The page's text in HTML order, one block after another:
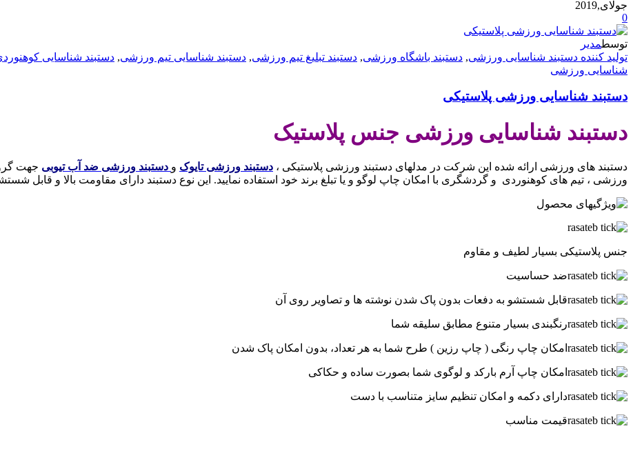
جولای,2019
0
توسطمدیر
تولید کننده دستبند شناسایی ورزشی, دستبند باشگاه ورزشی, دستبند تبلیغ تیم ورزشی, دستبند شناسایی تیم ورزشی, دستبند شناسایی
شناسایی ورزشی
دستبند شناسایی ورزشی پلاستیکی
دستبند شناسایی ورزشی جنس پلاستیک
دستبند های ورزشی ارائه شده این شرکت در مدلهای دستبند ورزشی پلاستیکی ، دستبند ورزشی تایوک و دستبند ورزشی ضد آب تیوبی جهت
ورزشی ، تیم های کوهنوردی و گردشگری با امکان چاپ لوگو و یا تبلغ برند خود استفاده نمایید. این نوع دستبند دارای مقاومت بالا و قابل
جنس پلاستیکی بسیار لطیف و مقاوم
ضد حساسیت
قابل شستشو به دفعات بدون پاک شدن نوشته ها و تصاویر روی آن
رنگبندی بسیار متنوع مطابق سلیقه شما
امکان چاپ رنگی ( چاپ رزین ) طرح شما به هر تعداد، بدون امکان پاک شدن
امکان چاپ آرم بارکد و لوگوی شما بصورت ساده و حکاکی
دارای دکمه و امکان تنظیم سایز متناسب با دست
قیمت مناسب